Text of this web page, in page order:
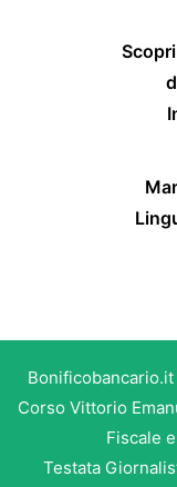
Bonificobancario.it
Corso Vittorio
Fiscale
Testata